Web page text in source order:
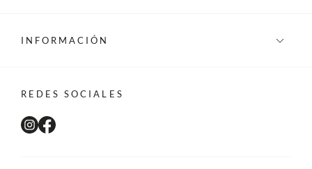
INFORMACIÓN
REDES SOCIALES